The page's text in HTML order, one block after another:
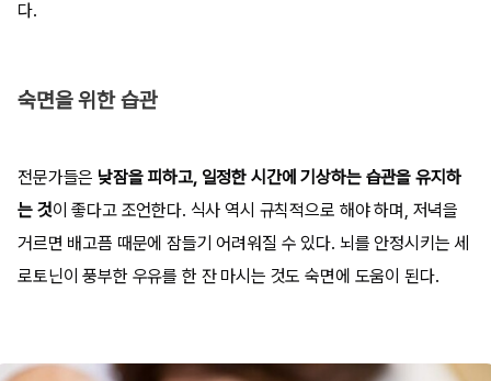
다.
숙면을 위한 습관
전문가들은 낮잠을 피하고, 일정한 시간에 기상하는 습관을 유지하
는 것이 좋다고 조언한다. 식사 역시 규칙적으로 해야 하며, 저녁을
거르면 배고픔 때문에 잠들기 어려워질 수 있다. 뇌를 안정시키는 세
로토닌이 풍부한 우유를 한 잔 마시는 것도 숙면에 도움이 된다.